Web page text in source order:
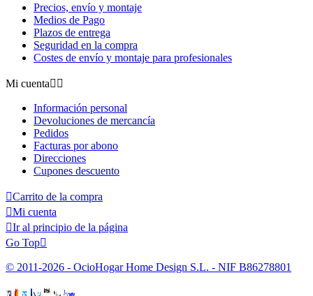
Precios, envío y montaje
Medios de Pago
Plazos de entrega
Seguridad en la compra
Costes de envío y montaje para profesionales
Mi cuenta 
Información personal
Devoluciones de mercancía
Pedidos
Facturas por abono
Direcciones
Cupones descuento
Carrito de la compra
Mi cuenta
Ir al principio de la página
Go Top
© 2011-2026 - OcioHogar Home Design S.L. - NIF B86278801